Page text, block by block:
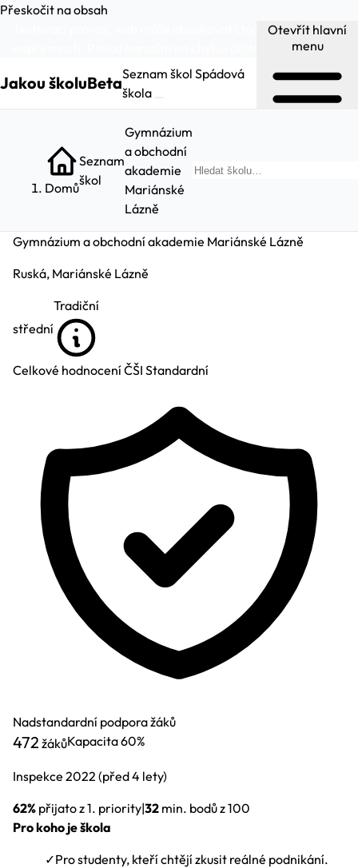
Přeskočit na obsah
Testovací provoz, web může obsahovat chyby a
dejte nám vědět.
Jakou školuBetaSeznam škol Spádová
škola
Otevřít hlavní
menu
Domů
Seznam
škol
Gymnázium
a obchodní
akademie
Mariánské
Lázně
Gymnázium a obchodní akademie Mariánské Lázně
Ruská, Mariánské Lázně
střední
Tradiční
Celkové hodnocení ČŠI Standardní
Nadstandardní podpora žáků
472 žákůKapacita60%
Inspekce 2022 (před 4 lety)
62% přijato z 1. priority|32 min. bodů z 100
Pro koho je škola
✓Pro studenty, kteří chtějí zkusit reálné podnikání.